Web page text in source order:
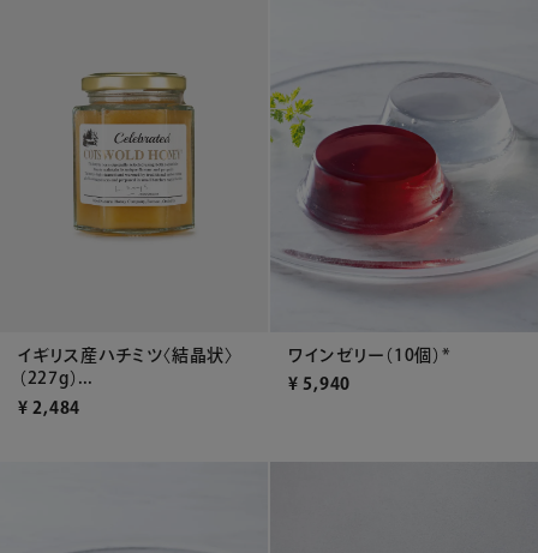
イギリス産ハチミツ〈結晶状〉
（227g）...
¥ 2,484
ワインゼリー（10個）*
¥ 5,940